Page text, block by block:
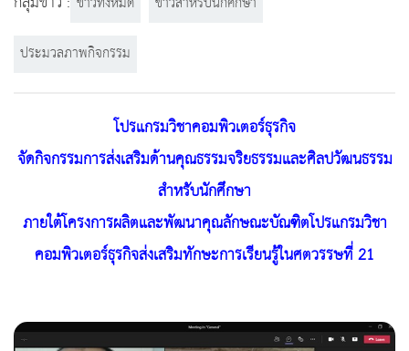
ประมวลภาพกิจกรรม
โปรแกรมวิชาคอมพิวเตอร์ธุรกิจ
จัดกิจกรรมการส่งเสริมด้านคุณธรรมจริยธรรมและศิลปวัฒนธรรม
สำหรับนักศึกษา
ภายใต้โครงการผลิตและพัฒนาคุณลักษณะบัณฑิตโปรแกรมวิชา
คอมพิวเตอร์ธุรกิจส่งเสริมทักษะการเรียนรู้ในศตวรรษที่ 21